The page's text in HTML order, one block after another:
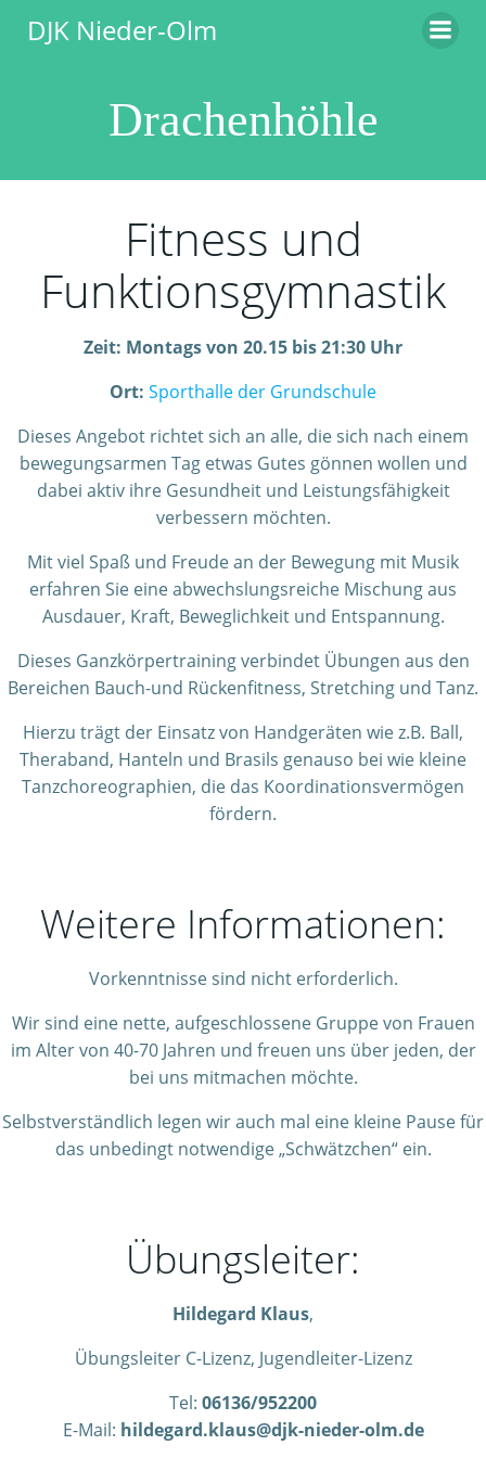
DJK Nieder-Olm
Drachenhöhle
Fitness und
Funktionsgymnastik
Zeit: Montags von 20.15 bis 21:30 Uhr
Ort: Sporthalle der Grundschule
Dieses Angebot richtet sich an alle, die sich nach einem
bewegungsarmen Tag etwas Gutes gönnen wollen und
dabei aktiv ihre Gesundheit und Leistungsfähigkeit
verbessern möchten.
Mit viel Spaß und Freude an der Bewegung mit Musik
erfahren Sie eine abwechslungsreiche Mischung aus
Ausdauer, Kraft, Beweglichkeit und Entspannung.
Dieses Ganzkörpertraining verbindet Übungen aus den
Bereichen Bauch-und Rückenfitness, Stretching und Tanz.
Hierzu trägt der Einsatz von Handgeräten wie z.B. Ball,
Theraband, Hanteln und Brasils genauso bei wie kleine
Tanzchoreographien, die das Koordinationsvermögen
fördern.
Weitere Informationen:
Vorkenntnisse sind nicht erforderlich.
Wir sind eine nette, aufgeschlossene Gruppe von Frauen
im Alter von 40-70 Jahren und freuen uns über jeden, der
bei uns mitmachen möchte.
Selbstverständlich legen wir auch mal eine kleine Pause für
das unbedingt notwendige „Schwätzchen“ ein.
Übungsleiter:
Hildegard Klaus,
Übungsleiter C-Lizenz, Jugendleiter-Lizenz
Tel: 06136/952200
E-Mail: hildegard.klaus@djk-nieder-olm.de